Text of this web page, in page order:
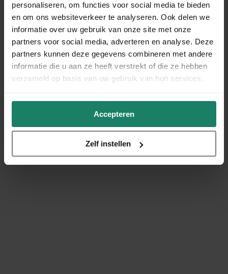
personaliseren, om functies voor social media te bieden
en om ons websiteverkeer te analyseren. Ook delen we
informatie over uw gebruik van onze site met onze
partners voor social media, adverteren en analyse. Deze
partners kunnen deze gegevens combineren met andere
informatie die u aan ze heeft verstrekt of die ze hebben
verzameld op basis van uw gebruik van hun services.
Accepteren
Zelf instellen